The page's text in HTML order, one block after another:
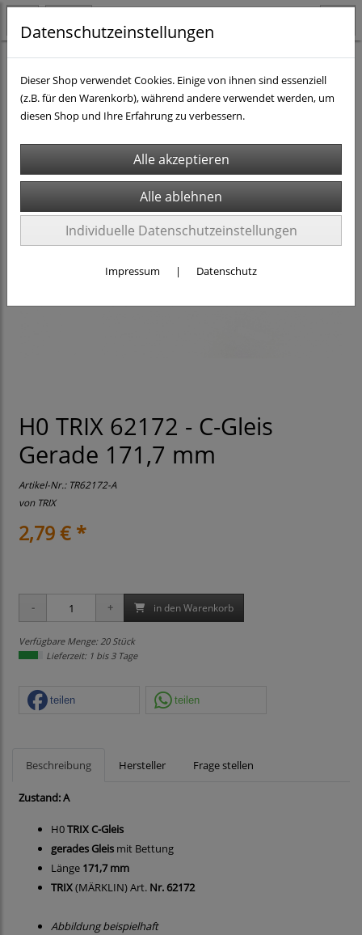
H0 TRIX 62172 - C-Gleis
Gerade 171,7 mm
Artikel-Nr.: TR62172-A
von TRIX
2,79 € *
in den Warenkorb
Verfügbare Menge: 20 Stück
Lieferzeit: 1 bis 3 Tage
teilen teilen
Beschreibung Hersteller Frage stellen
Zustand: A
H0TRIX C-Gleis
gerades Gleis mit Bettung
Länge 171,7 mm
TRIX(MÄRKLIN) Art. Nr. 62172
Abbildung beispielhaft
Datenschutzeinstellungen
Dieser Shop verwendet Cookies. Einige von ihnen sind essenziell
(z.B. für den Warenkorb), während andere verwendet werden, um
diesen Shop und Ihre Erfahrung zu verbessern.
Individuelle Datenschutzeinstellungen
Impressum | Datenschutz